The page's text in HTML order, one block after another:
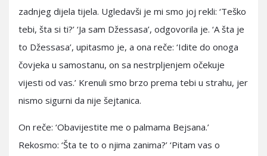
zadnjeg dijela tijela. Ugledavši je mi smo joj rekli: ‘Teško
tebi, šta si ti?’ ‘Ja sam Džessasa’, odgovorila je. ‘A šta je
to Džessasa’, upitasmo je, a ona reče: ‘Idite do onoga
čovjeka u samostanu, on sa nestrpljenjem očekuje
vijesti od vas.’ Krenuli smo brzo prema tebi u strahu, jer
nismo sigurni da nije šejtanica.
On reče: ‘Obavijestite me o palmama Bejsana.’
Rekosmo: ‘Šta te to o njima zanima?’ ‘Pitam vas o